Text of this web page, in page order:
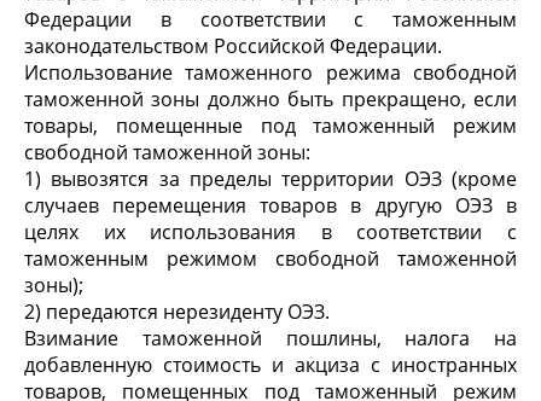
Федерации в соответствии с таможенным
законодательством Российской Федерации.
Использование таможенного режима свободной
таможенной зоны должно быть прекращено, если
товары, помещенные под таможенный режим
свободной таможенной зоны:
1) вывозятся за пределы территории ОЭЗ (кроме
случаев перемещения товаров в другую ОЭЗ в
целях их использования в соответствии с
таможенным режимом свободной таможенной
зоны);
2) передаются нерезиденту ОЭЗ.
Взимание таможенной пошлины, налога на
добавленную стоимость и акциза с иностранных
товаров, помещенных под таможенный режим